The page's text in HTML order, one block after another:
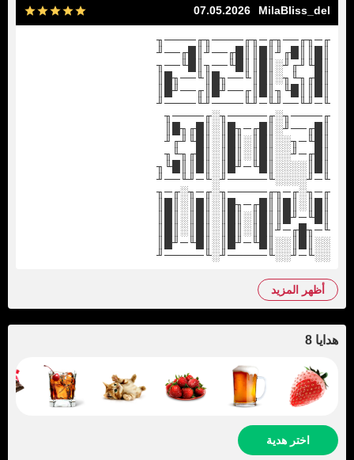
MilaBliss_del
07.05.2026
╓─╖╓──╖╓─╖╓────╖╓────╖
║█║║█╓╜║█║║█╓──╜║█╓──╜
║█╙╜╓╜░║█║║█╙──╖║█╙──╖
║█╓╖╙╖░║█║╙──╖█║╙──╖█║
║█║║█╙╖║█║╓──╜█║╓──╜█║
╙─╜╙──╜╙─╜╙────╜╙────╜
╓────╖░╓─────╖░╓────╖
║█╓──╜░║█╓─╖█║░║█╓╖█║
║█╙─╖░░║█║░║█║░║█╙╜╓╜
║█╓─╜░░║█║░║█║░║█╓╖╙╖
║█║░░░░║█╙─╜█║░║█║║█╙╖
╙─╜░░░░╙─────╜░╙─╜╙──╜
╓─╖░╓─╖╓─────╖░╓─╖░╓─╖
║█║░║█║║█╓─╖█║░║█║░║█║
║█╙─╜█║║█║░║█║░║█║░║█║
╙─╖█╓─╜║█║░║█║░║█║░║█║
░░║█║░░║█╙─╜█║░║█╙─╜█║
░░╙─╜░░╙─────╜░╙─────╜
أظهر المزيد
هدايا 8
اختر هدية